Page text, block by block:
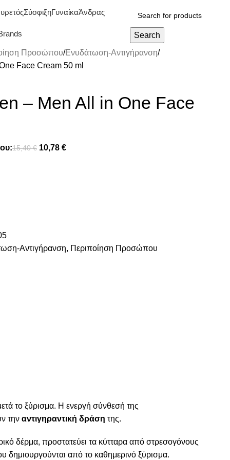
ΣύσφιξηΓυναίκαΆνδρας
Search
Προσώπου Ενυδάτωση-Αντιγήρανση
Face Cream 50 ml
– Men All in One Face
15,40€ 10,78 €
Αντιγήρανση, Περιποίηση Προσώπου
το ξύρισμα. Η ενεργή σύνθεσή της
την αντιγηραντική δράση της.
δέρμα, προστατεύει τα κύτταρα από στρεσογόνους
δημιουργούνται από το καθημερινό ξύρισμα.